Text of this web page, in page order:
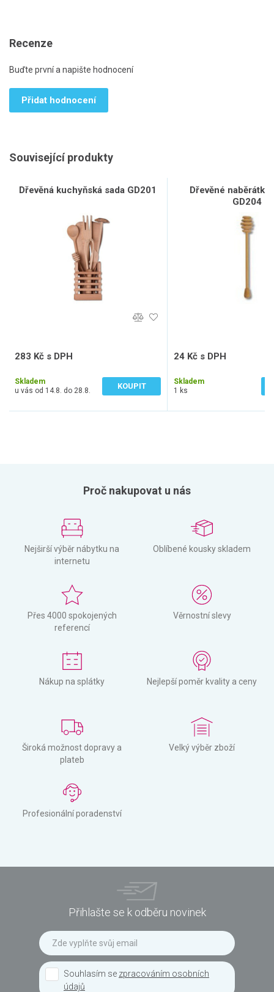
Recenze
Buďte první a napište hodnocení
Přidat hodnocení
Související produkty
Dřevěná kuchyňská sada GD201
283 Kč s DPH
Skladem
u vás od 14.8. do 28.8.
KOUPIT
Dřevěné naběrátko
GD204
24 Kč s DPH
Skladem
1 ks
Proč nakupovat u nás
Nejširší výběr nábytku na
internetu
Oblíbené kousky skladem
Přes 4000 spokojených
referencí
Věrnostní slevy
Nákup na splátky Nejlepší poměr kvality a ceny
Široká možnost dopravy a
plateb
Velký výběr zboží
Profesionální poradenství
Přihlašte se k odběru novinek
Souhlasím se zpracováním osobních
údajů